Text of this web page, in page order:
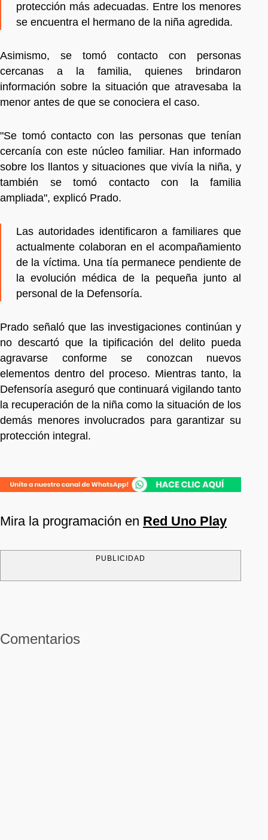
protección más adecuadas. Entre los menores
se encuentra el hermano de la niña agredida.
Asimismo, se tomó contacto con personas
cercanas a la familia, quienes brindaron
información sobre la situación que atravesaba la
menor antes de que se conociera el caso.
"Se tomó contacto con las personas que tenían
cercanía con este núcleo familiar. Han informado
sobre los llantos y situaciones que vivía la niña, y
también se tomó contacto con la familia
ampliada", explicó Prado.
Las autoridades identificaron a familiares que
actualmente colaboran en el acompañamiento
de la víctima. Una tía permanece pendiente de
la evolución médica de la pequeña junto al
personal de la Defensoría.
Prado señaló que las investigaciones continúan y
no descartó que la tipificación del delito pueda
agravarse conforme se conozcan nuevos
elementos dentro del proceso. Mientras tanto, la
Defensoría aseguró que continuará vigilando tanto
la recuperación de la niña como la situación de los
demás menores involucrados para garantizar su
protección integral.
Mira la programación en Red Uno Play
PUBLICIDAD
Comentarios